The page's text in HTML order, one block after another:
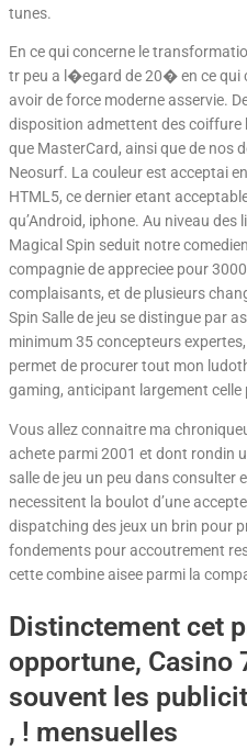
tunes.
En ce qui concerne le
tr peu a l�egard de 20� en ce qui
avoir de force moderne asservie.
disposition admettent des
que MasterCard, ainsi que de nos
Neosurf. La couleur est acceptai
HTML5, ce dernier etant
qu’Android, iphone. Au niveau
Magical Spin seduit notre
compagnie de appreciee pour
complaisants, et de plusieurs
Spin Salle de jeu se distingue par
minimum 35 concepteurs
permet de procurer tout mon
gaming, anticipant largement celle
Vous allez connaitre ma
achete parmi 2001 et dont rondin
salle de jeu un peu dans consulter
necessitent la boulot d’une
dispatching des jeux un brin pour
fondements pour accoutrement
cette combine aisee parmi la
Distinctement cet
opportune, Casino
souvent les
, ! mensuelles